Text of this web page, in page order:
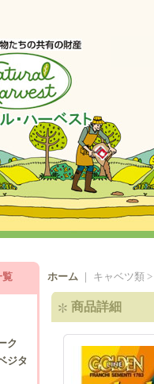
覧
ク
ジタ
ホーム ｜ キャベツ類 >
商品詳細